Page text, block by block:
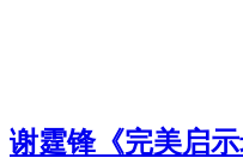
谢霆锋《完美启